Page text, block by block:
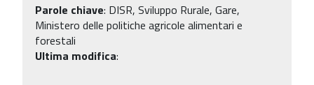
Parole chiave: DISR, Sviluppo Rurale, Gare,
Ministero delle politiche agricole alimentari e
forestali
Ultima modifica: